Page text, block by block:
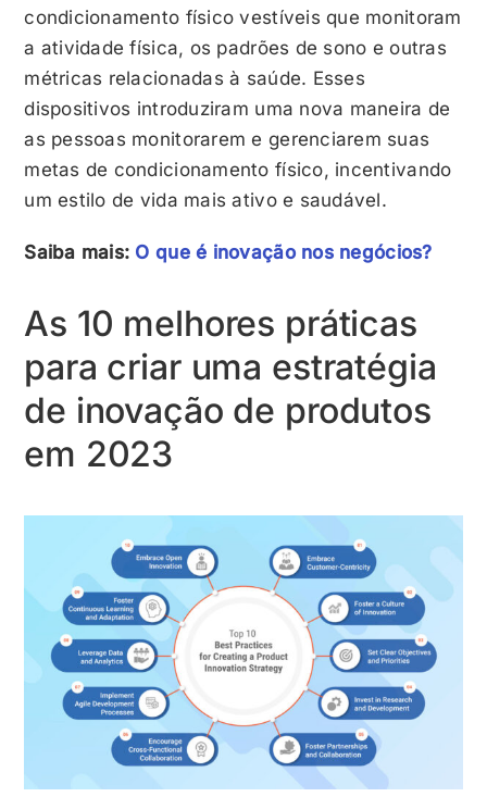
condicionamento físico vestíveis que monitoram
a atividade física, os padrões de sono e outras
métricas relacionadas à saúde. Esses
dispositivos introduziram uma nova maneira de
as pessoas monitorarem e gerenciarem suas
metas de condicionamento físico, incentivando
um estilo de vida mais ativo e saudável.
Saiba mais: O que é inovação nos negócios?
As 10 melhores práticas
para criar uma estratégia
de inovação de produtos
em 2023